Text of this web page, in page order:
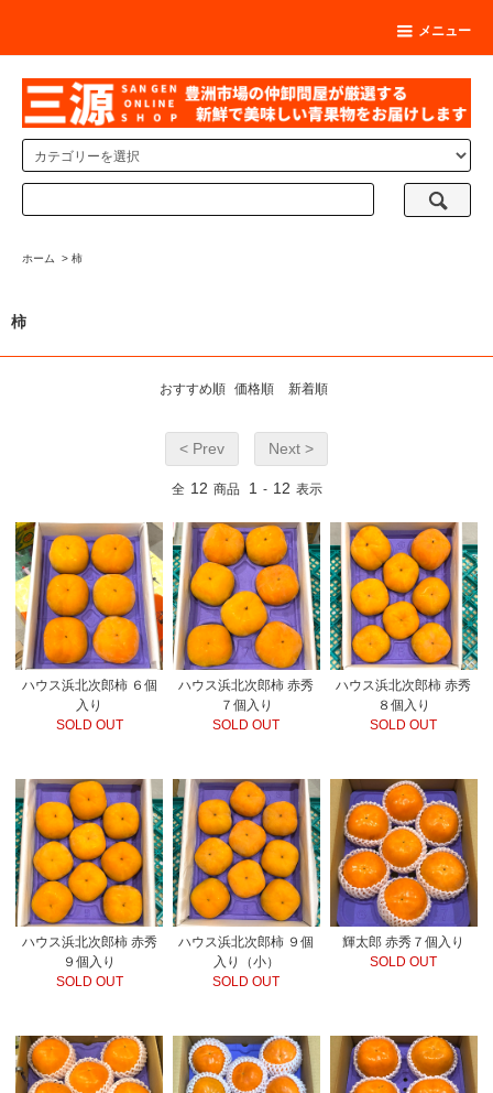
メニュー
ホーム > 柿
柿
おすすめ順 価格順 新着順
< Prev Next >
全 12 商品 1 - 12 表示
ハウス浜北次郎柿 ６個
入り
SOLD OUT
ハウス浜北次郎柿 赤秀
７個入り
SOLD OUT
ハウス浜北次郎柿 赤秀
８個入り
SOLD OUT
ハウス浜北次郎柿 赤秀
９個入り
SOLD OUT
ハウス浜北次郎柿 ９個
入り（小）
SOLD OUT
輝太郎 赤秀７個入り
SOLD OUT